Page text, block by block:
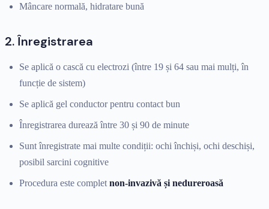
Mâncare normală, hidratare bună
2. Înregistrarea
Se aplică o cască cu electrozi (între 19 și 64 sau mai mulți, în
funcție de sistem)
Se aplică gel conductor pentru contact bun
Înregistrarea durează între 30 și 90 de minute
Sunt înregistrate mai multe condiții: ochi închiși, ochi deschiși,
posibil sarcini cognitive
Procedura este complet non-invazivă și nedureroasă